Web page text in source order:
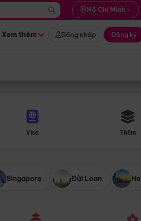
Hồ Chí Minh
Xem thêm Đăng nhập Đăng ký
Visa Thêm
Singapore Đài Loan